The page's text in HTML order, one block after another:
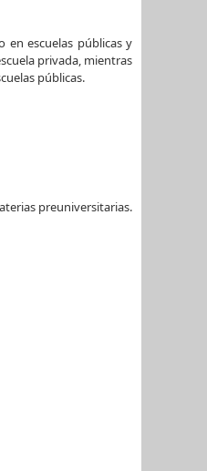
en escuelas públicas y
privada, mientras
públicas.
preuniversitarias.